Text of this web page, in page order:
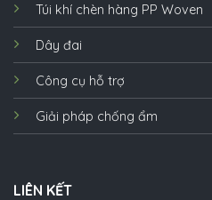
Túi khí chèn hàng PP Woven
Dây đai
Công cụ hỗ trợ
Giải pháp chống ẩm
LIÊN KẾT